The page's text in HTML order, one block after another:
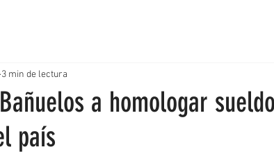
a homologar
país
3 min de lectura